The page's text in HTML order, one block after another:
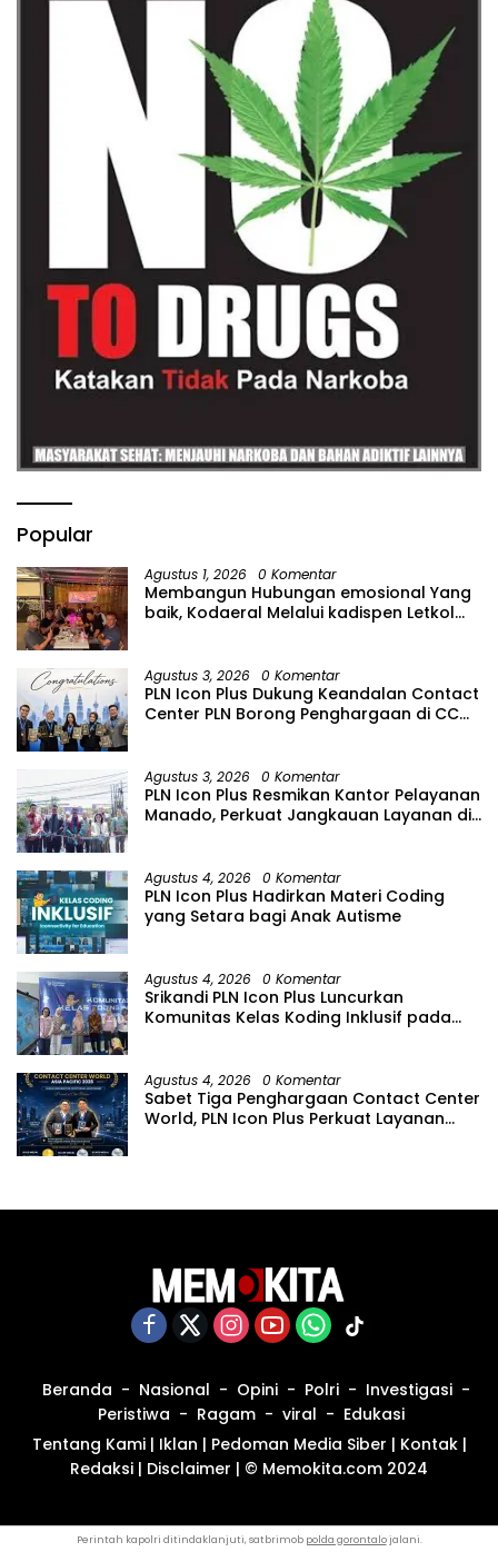
Popular
Agustus 1, 2026 0 Komentar
Membangun Hubungan emosional Yang
baik, Kodaeral Melalui kadispen Letkol
suasana Santai lebih Dekat Dan
Harmonis.
Agustus 3, 2026 0 Komentar
PLN Icon Plus Dukung Keandalan Contact
Center PLN Borong Penghargaan di CCW
Agustus 3, 2026 0 Komentar
PLN Icon Plus Resmikan Kantor Pelayanan
Manado, Perkuat Jangkauan Layanan di
Agustus 4, 2026 0 Komentar
PLN Icon Plus Hadirkan Materi Coding
yang Setara bagi Anak Autisme
Agustus 4, 2026 0 Komentar
Srikandi PLN Icon Plus Luncurkan
Komunitas Kelas Koding Inklusif pada
Agustus 4, 2026 0 Komentar
Sabet Tiga Penghargaan Contact Center
World, PLN Icon Plus Perkuat Layanan
Beranda Nasional Opini Polri
Investigasi
Peristiwa
Ragam viral
Edukasi
Tentang Kami| Iklan | Pedoman Media Siber | Kontak|
Redaksi | Disclaimer | © Memokita.com 2024
Perintah kapolri ditindaklanjuti, satbrimob polda gorontalojalani.